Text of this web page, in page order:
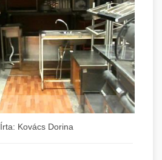
Írta: Kovács Dorina